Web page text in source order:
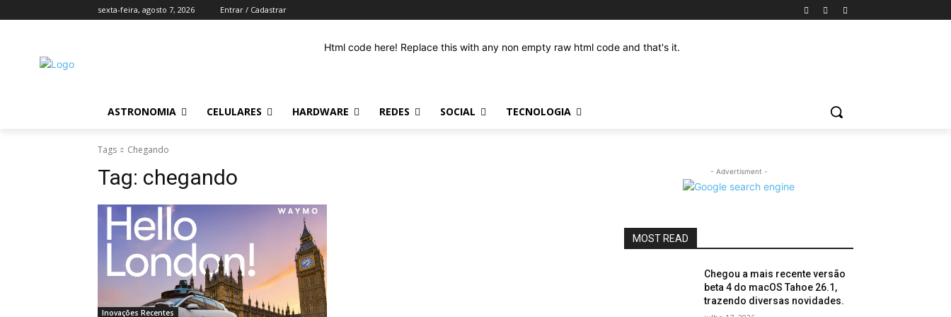
sexta-feira, agosto 7, 2026 Entrar / Cadastrar
Html code here! Replace this with any non empty raw html code and that's it.
ASTRONOMIA CELULARES HARDWARE REDES SOCIAL TECNOLOGIA
Tags Chegando
Tag: chegando
Inovações Recentes
- Advertisment -
MOST READ
Chegou a mais recente versão
beta 4 do macOS Tahoe 26.1,
trazendo diversas novidades.